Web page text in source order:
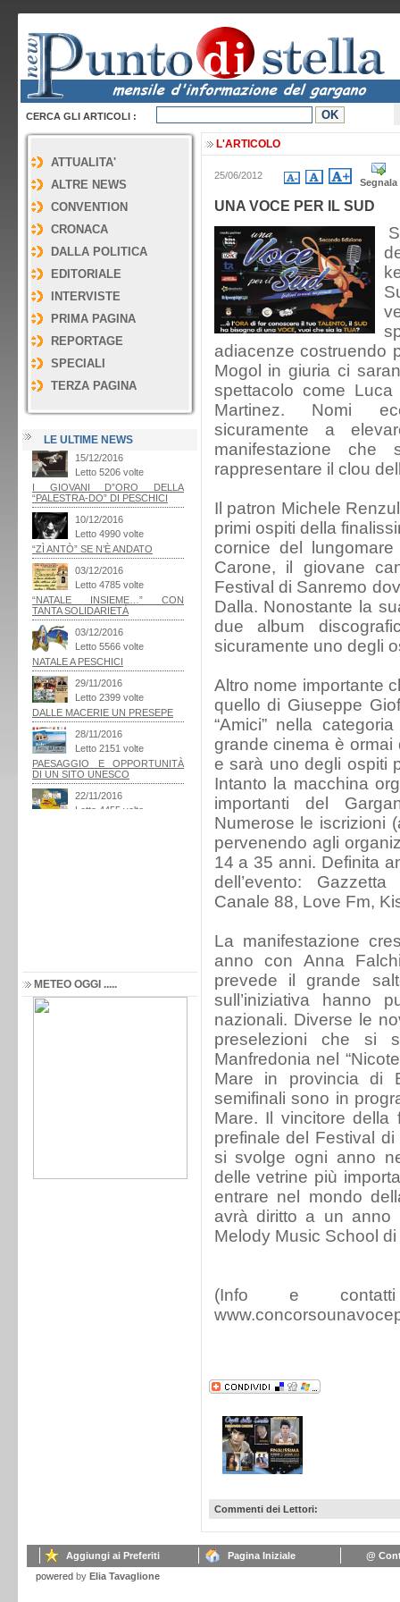
CERCA GLI ARTICOLI :
ATTUALITA'
ALTRE NEWS
CONVENTION
CRONACA
DALLA POLITICA
EDITORIALE
INTERVISTE
PRIMA PAGINA
REPORTAGE
SPECIALI
TERZA PAGINA
LE ULTIME NEWS
METEO OGGI .....
L'ARTICOLO
25/06/2012
Segnala
UNA VOCE PER IL SUD
adiacenze costruendo
Mogol in giuria ci
spettacolo come
Martinez. Nomi
sicuramente a
manifestazione
rappresentare il clou
Il patron Michele
primi ospiti della
cornice del
Carone, il giovane
Festival di Sanremo
Dalla. Nonostante la
due album
sicuramente uno degli
Altro nome importante
quello di Giuseppe
“Amici” nella
grande cinema è
e sarà uno degli ospiti
Intanto la macchina
importanti del
Numerose le iscrizioni
pervenendo agli
14 a 35 anni. Definita
dell’evento:
Canale 88, Love Fm,
La manifestazione
anno con Anna
prevede il grande
sull’iniziativa hanno
nazionali. Diverse le
preselezioni che
Manfredonia nel
Mare in provincia di
semifinali sono in
Mare. Il vincitore della
prefinale del Festival
si svolge ogni anno
delle vetrine più
entrare nel mondo
avrà diritto a un anno
Melody Music School
(Info e contatti
Commenti dei Lettori:
Aggiungi ai Preferiti Pagina Iniziale
@
powered by Elia Tavaglione